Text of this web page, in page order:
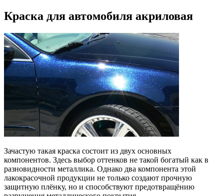
Краска для автомобиля акриловая
Зачастую такая краска состоит из двух основных
компонентов. Здесь выбор оттенков не такой богатый как в
разновидности металлика. Однако два компонента этой
лакокрасочной продукции не только создают прочную
защитную плёнку, но и способствуют предотвращёнию